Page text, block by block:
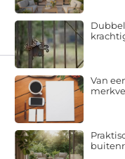
Van